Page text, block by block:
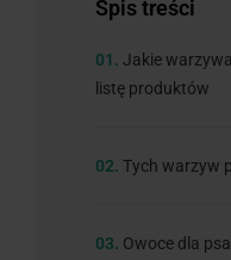
Spis treści
01. Jakie
listę produktów
02. Tych warzyw
03. Owoce dla